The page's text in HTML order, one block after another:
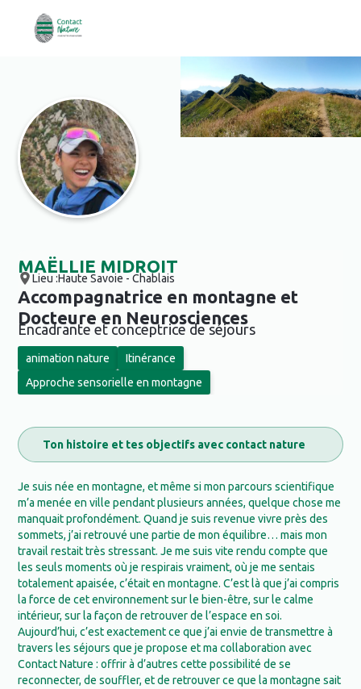
MAËLLIE MIDROIT
Lieu :Haute Savoie - Chablais
Accompagnatrice en montagne et
Docteure en Neurosciences
Encadrante et conceptrice de séjours
animation nature
Itinérance
Approche sensorielle en montagne
Ton histoire et tes objectifs avec contact nature
Je suis née en montagne, et même si mon parcours scientifique
m’a menée en ville pendant plusieurs années, quelque chose me
manquait profondément. Quand je suis revenue vivre près des
sommets, j’ai retrouvé une partie de mon équilibre… mais mon
travail restait très stressant. Je me suis vite rendu compte que
les seuls moments où je respirais vraiment, où je me sentais
totalement apaisée, c’était en montagne. C’est là que j’ai compris
la force de cet environnement sur le bien-être, sur le calme
intérieur, sur la façon de retrouver de l’espace en soi.
Aujourd’hui, c’est exactement ce que j’ai envie de transmettre à
travers les séjours que je propose et ma collaboration avec
Contact Nature : offrir à d’autres cette possibilité de se
reconnecter, de souffler, et de retrouver ce que la montagne sait